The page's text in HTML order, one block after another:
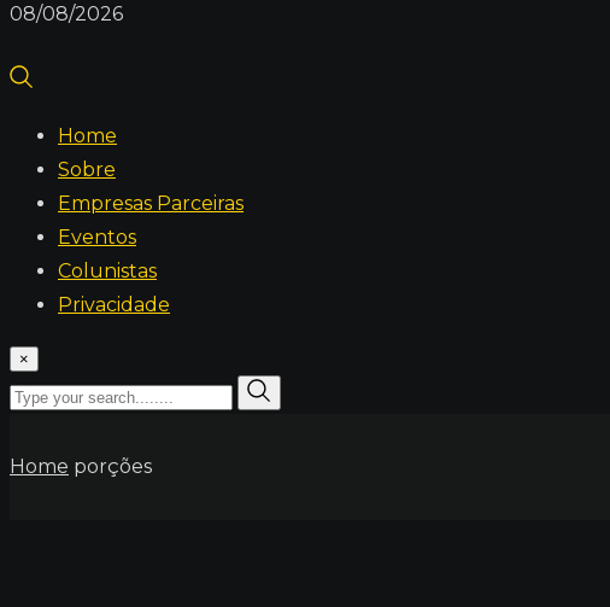
08/08/2026
Home
Sobre
Empresas Parceiras
Eventos
Colunistas
Privacidade
×
Home porções